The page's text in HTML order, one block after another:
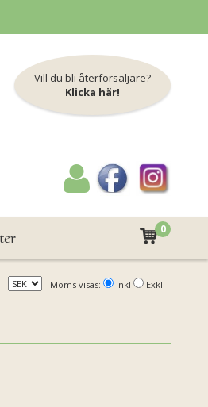
Vill du bli återförsäljare?
Klicka här!
0
Moms visas: Inkl Exkl